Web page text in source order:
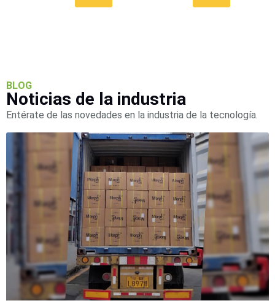
BLOG
Noticias de la industria
Entérate de las novedades en la industria de la tecnología.